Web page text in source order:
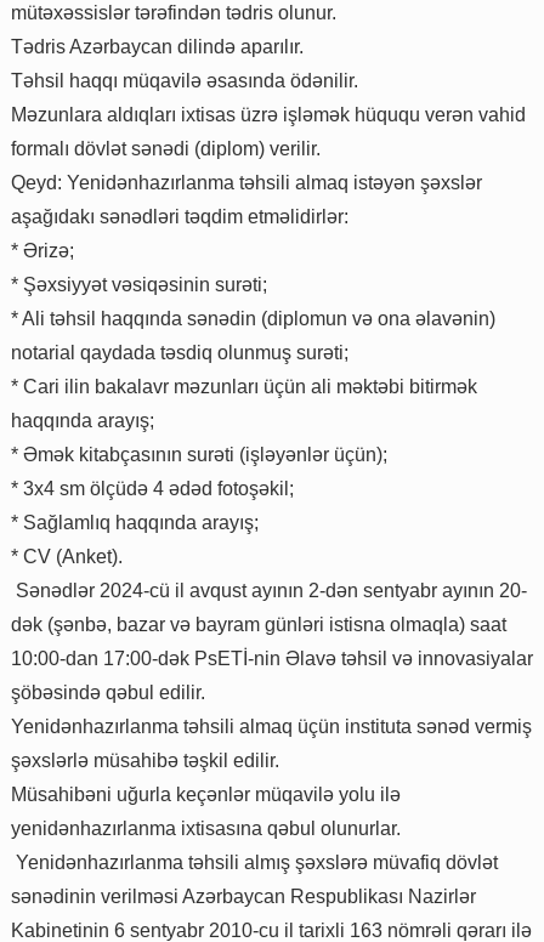
mütəxəssislər tərəfindən tədris olunur.
Tədris Azərbaycan dilində aparılır.
Təhsil haqqı müqavilə əsasında ödənilir.
Məzunlara aldıqları ixtisas üzrə işləmək hüququ verən vahid
formalı dövlət sənədi (diplom) verilir.
Qeyd: Yenidənhazırlanma təhsili almaq istəyən şəxslər
aşağıdakı sənədləri təqdim etməlidirlər:
* Ərizə;
* Şəxsiyyət vəsiqəsinin surəti;
* Ali təhsil haqqında sənədin (diplomun və ona əlavənin)
notarial qaydada təsdiq olunmuş surəti;
* Cari ilin bakalavr məzunları üçün ali məktəbi bitirmək
haqqında arayış;
* Əmək kitabçasının surəti (işləyənlər üçün);
* 3x4 sm ölçüdə 4 ədəd fotoşəkil;
* Sağlamlıq haqqında arayış;
* CV (Anket).
Sənədlər 2024-cü il avqust ayının 2-dən sentyabr ayının 20-
dək (şənbə, bazar və bayram günləri istisna olmaqla) saat
10:00-dan 17:00-dək PsETİ-nin Əlavə təhsil və innovasiyalar
şöbəsində qəbul edilir.
Yenidənhazırlanma təhsili almaq üçün instituta sənəd vermiş
şəxslərlə müsahibə təşkil edilir.
Müsahibəni uğurla keçənlər müqavilə yolu ilə
yenidənhazırlanma ixtisasına qəbul olunurlar.
Yenidənhazırlanma təhsili almış şəxslərə müvafiq dövlət
sənədinin verilməsi Azərbaycan Respublikası Nazirlər
Kabinetinin 6 sentyabr 2010-cu il tarixli 163 nömrəli qərarı ilə